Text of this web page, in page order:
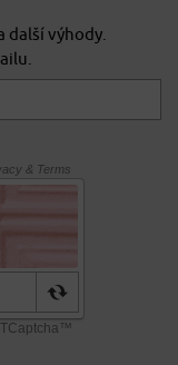
další výhody.